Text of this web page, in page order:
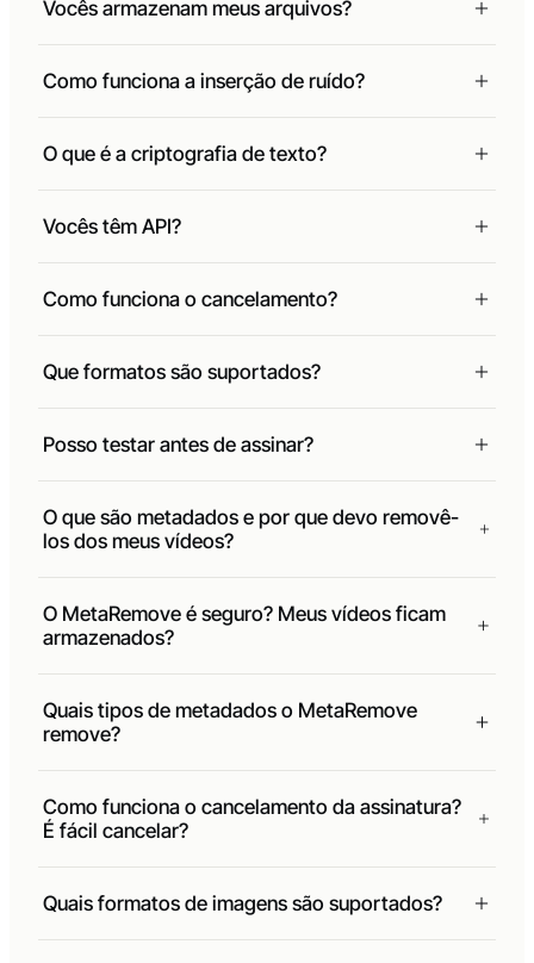
Vocês armazenam meus arquivos?
Como funciona a inserção de ruído?
O que é a criptografia de texto?
Vocês têm API?
Como funciona o cancelamento?
Que formatos são suportados?
Posso testar antes de assinar?
O que são metadados e por que devo removê-
los dos meus vídeos?
O MetaRemove é seguro? Meus vídeos ficam
armazenados?
Quais tipos de metadados o MetaRemove
remove?
Como funciona o cancelamento da assinatura?
É fácil cancelar?
Quais formatos de imagens são suportados?